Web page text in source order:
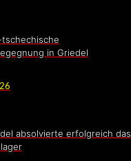
in Griedel
absolvierte erfolgreich das